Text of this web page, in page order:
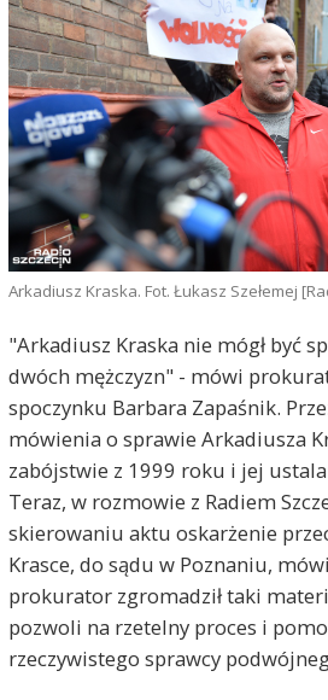
Arkadiusz Kraska. Fot. Łukasz Szełemej
"Arkadiusz Kraska nie mógł być
dwóch mężczyzn" - mówi
spoczynku Barbara Zapaśnik.
mówienia o sprawie Arkadiusza
zabójstwie z 1999 roku i jej
Teraz, w rozmowie z Radiem
skierowaniu aktu oskarżenie
Krasce, do sądu w Poznaniu,
prokurator zgromadził taki
pozwoli na rzetelny proces i
rzeczywistego sprawcy